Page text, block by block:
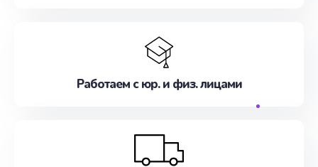
Работаем с юр. и физ. лицами